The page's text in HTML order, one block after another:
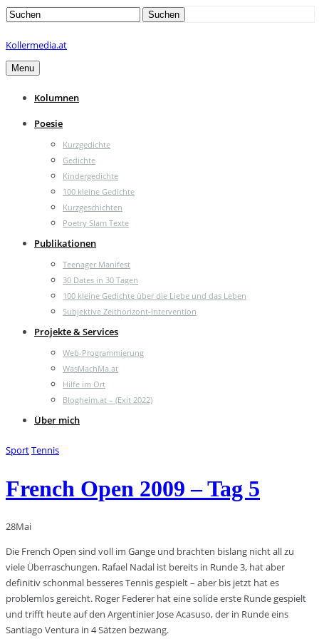
Search
Suchen
Kollermedia.at
Menu
Kolumnen
Poesie
Kurzgedichte
Gedichte
Kindergedichte
100 kleine Gedichte
Kurzgeschichten
Poetry Slam Texte
Publikationen
Teenager Manifest
30 Dates in 30 Tagen
100 kleine Gedichte über die Liebe und das Leben
Subjektive Zeithorizont-Intervention
Projekte & Services
Web-Programmierung
WasMachMa.at
Hilfe im Ort
Blogheim.at – (Exit 2022)
Über mich
SportTennis
French Open 2009 – Tag 5
28Mai
Die French Open sind voll im Gange und brachten bislang nicht all zu
viele Überraschungen. Rafael Nadal ist bereits in Runde 3, hat aber
definitiv schonmal besseres Tennis gespielt – aber bis jetzt hat es
problemlos gereicht. Roger Federer hat eine solide erste Runde gespielt
und trifft heute auf den Argentinier Jose Acasuso, der in Runde eins
Santiago Ventura in 4 Sätzen bezwang.